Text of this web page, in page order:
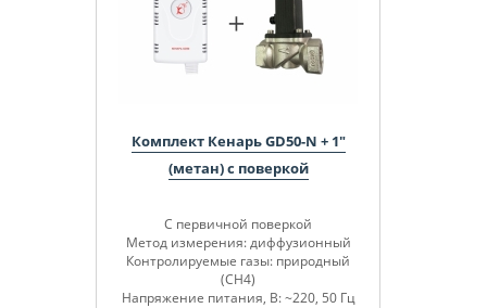
Комплект Кенарь GD50-N + 1"
(метан) с поверкой
С первичной поверкой
Метод измерения: диффузионный
Контролируемые газы: природный
(СН4)
Напряжение питания, В: ~220, 50 Гц